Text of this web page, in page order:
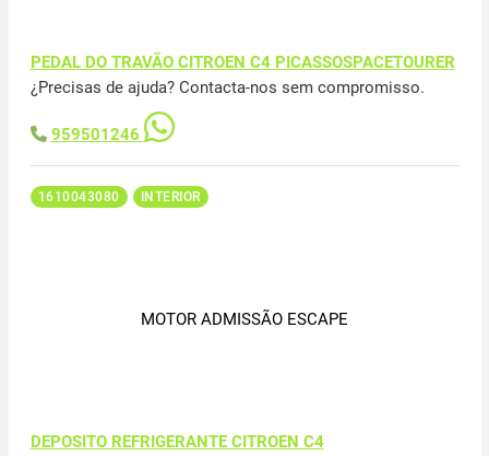
PEDAL DO TRAVÃO CITROEN C4 PICASSOSPACETOURER
¿Precisas de ajuda? Contacta-nos sem compromisso.
959501246
1610043080 INTERIOR
MOTOR ADMISSÃO ESCAPE
DEPOSITO REFRIGERANTE CITROEN C4